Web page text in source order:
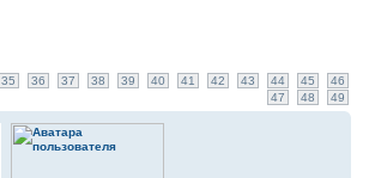
35 36 37 38 39 40 41 42 43 44 45
46
47
48 49